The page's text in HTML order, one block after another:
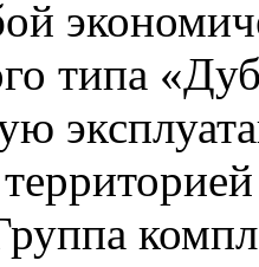
типа